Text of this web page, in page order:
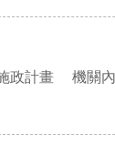
政計畫 機關